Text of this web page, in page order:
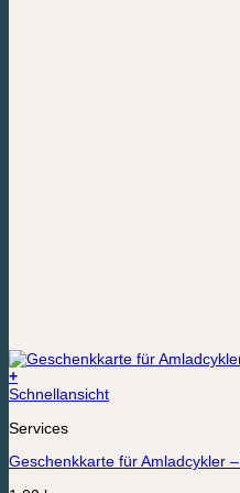
+
Schnellansicht
Services
Geschenkkarte für Amladcykler